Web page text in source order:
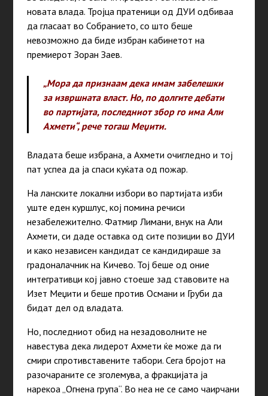
новата влада. Тројца пратеници од ДУИ одбиваа
да гласаат во Собранието, со што беше
невозможно да биде избран кабинетот на
премиерот Зоран Заев.
„Мора да признаам дека имам забелешки
за извршната власт. Но, по долгите дебати
во партијата, последниот збор го има Али
Ахмети“, рече тогаш Меџити.
Владата беше избрана, а Ахмети очигледно и тој
пат успеа да ја спаси куќата од пожар.
На ланските локални избори во партијата изби
уште еден куршлус, кој помина речиси
незабележително. Фатмир Лимани, внук на Али
Ахмети, си даде оставка од сите позиции во ДУИ
и како независен кандидат се кандидираше за
градоналачник на Кичево. Тој беше од оние
интегративци кој јавно стоеше зад ставовите на
Изет Меџити и беше против Османи и Груби да
бидат дел од владата.
Но, последниот обид на незадоволните не
навестува дека лидерот Ахмети ќе може да ги
смири спротивставените табори. Сега бројот на
разочараните се зголемува, а фракцијата ја
нарекоа „Огнена група“. Во неа не се само чаирчани